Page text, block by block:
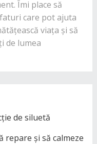
Îmi place să
care pot ajuta
viața și să
de lumea
de siluetă
și să calmeze